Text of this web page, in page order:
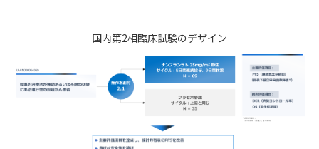
国内第2相臨床試験のデザイン